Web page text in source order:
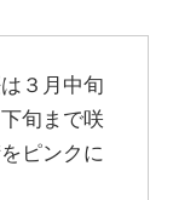
３月中旬
旬まで咲
ピンクに